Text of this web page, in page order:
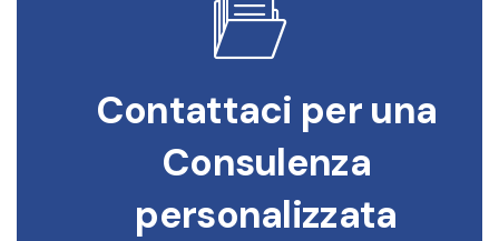
Contattaci per una
Consulenza
personalizzata